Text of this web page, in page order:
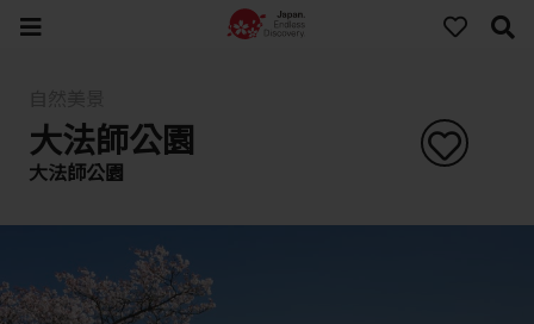
大法師公園
大法師公園